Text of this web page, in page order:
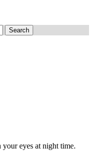
Search
eyes at night time.